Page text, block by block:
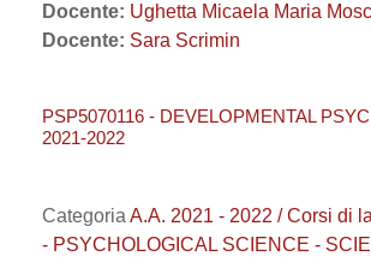
Docente: Ughetta Micaela Maria
Docente: Sara Scrimin
PSP5070116 - DEVELOPMENTAL
2021-2022
Categoria A.A. 2021 - 2022 / Corsi di
- PSYCHOLOGICAL SCIENCE -